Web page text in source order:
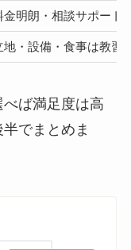
金明朗・相談サポート
地・設備・食事は教習
ば満足度は高
でまとめま